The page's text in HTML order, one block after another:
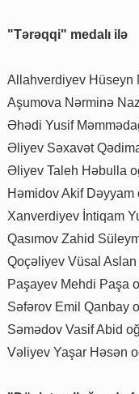
"Tərəqqi" medalı ilə
Allahverdiyev Hüseyn
Aşumova Nərminə
Əhədi Yusif
Əliyev Səxavət
Əliyev Taleh Həbulla
Həmidov Akif Dəyyam
Xanverdiyev İntiqam
Qasımov Zahid
Qoçəliyev Vüsal Aslan
Paşayev Mehdi Paşa
Səfərov Emil Qanbay
Səmədov Vasif Abid
Vəliyev Yaşar Həsən